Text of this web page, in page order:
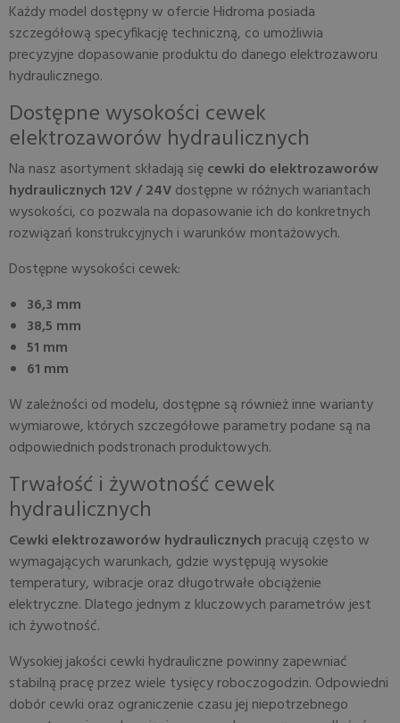
Każdy model dostępny w ofercie Hidroma posiada
szczegółową specyfikację techniczną, co umożliwia
precyzyjne dopasowanie produktu do danego elektrozaworu
hydraulicznego.
Dostępne wysokości cewek
elektrozaworów hydraulicznych
Na nasz asortyment składają sięcewki do elektrozaworów
hydraulicznych 12V / 24Vdostępne w różnych wariantach
wysokości, co pozwala na dopasowanie ich do konkretnych
rozwiązań konstrukcyjnych i warunków montażowych.
Dostępne wysokości cewek:
36,3 mm
38,5 mm
51 mm
61 mm
W zależności od modelu, dostępne są również inne warianty
wymiarowe, których szczegółowe parametry podane są na
odpowiednich podstronach produktowych.
Trwałość i żywotność cewek
hydraulicznych
Cewki elektrozaworów hydraulicznych pracują często w
wymagających warunkach, gdzie występują wysokie
temperatury, wibracje oraz długotrwałe obciążenie
elektryczne. Dlatego jednym z kluczowych parametrów jest
ich żywotność.
Wysokiej jakości cewki hydrauliczne powinny zapewniać
stabilną pracę przez wiele tysięcy roboczogodzin. Odpowiedni
dobór cewki oraz ograniczenie czasu jej niepotrzebnego